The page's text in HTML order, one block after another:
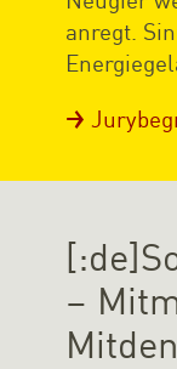
anregt.
–